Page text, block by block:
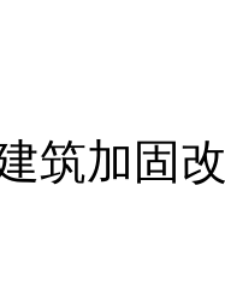
筑加固